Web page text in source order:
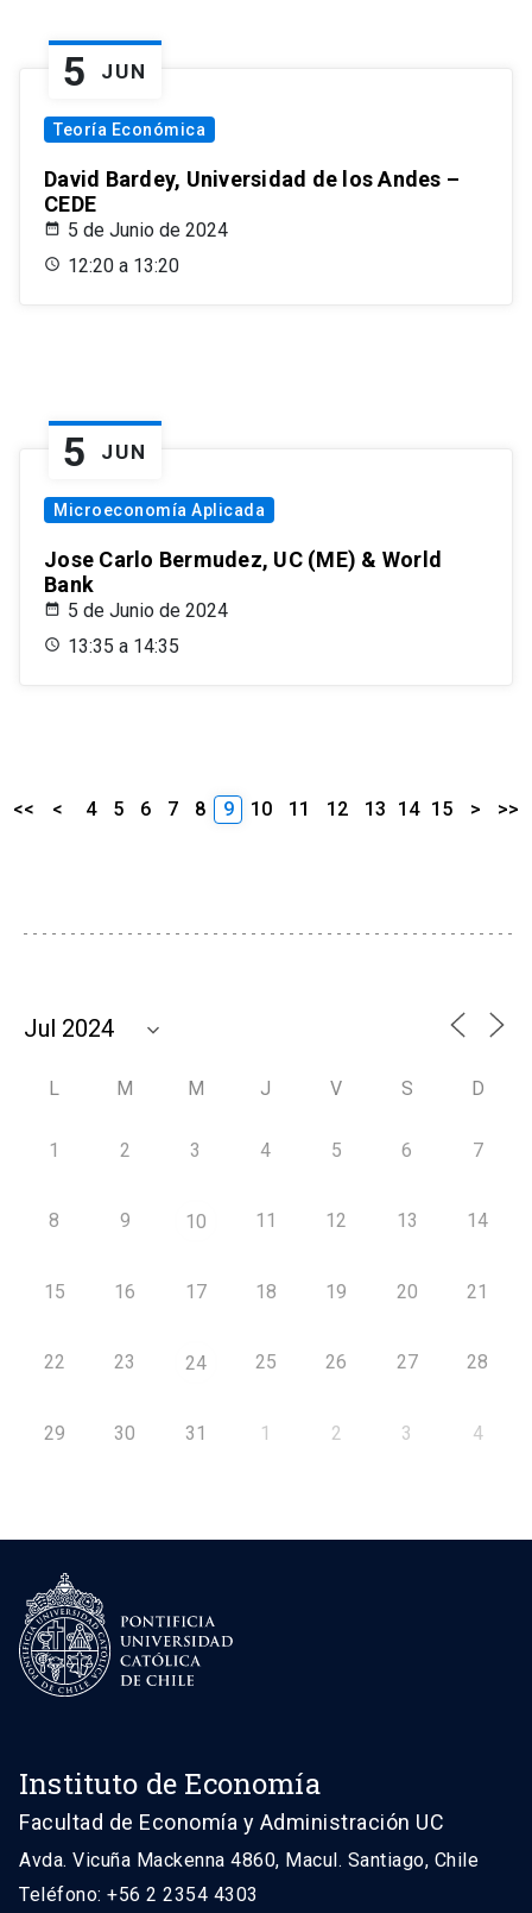
5 JUN
Teoría Económica
David Bardey, Universidad de los Andes –
CEDE
5 de Junio de 2024
12:20 a 13:20
5 JUN
Microeconomía Aplicada
Jose Carlo Bermudez, UC (ME) & World
Bank
5 de Junio de 2024
13:35 a 14:35
<< < 4 5 6 7 8 9 10 11 12 13 14 15 > >>
L M M J V S D
1 2 3 4 5 6 7
8 9 10 11 12 13 14
15 16 17 18 19 20 21
22 23 24 25 26 27 28
29 30 31 1 2 3 4
Instituto de Economía
Facultad de Economía y Administración UC
Avda. Vicuña Mackenna 4860, Macul. Santiago, Chile
Teléfono: +56 2 2354 4303